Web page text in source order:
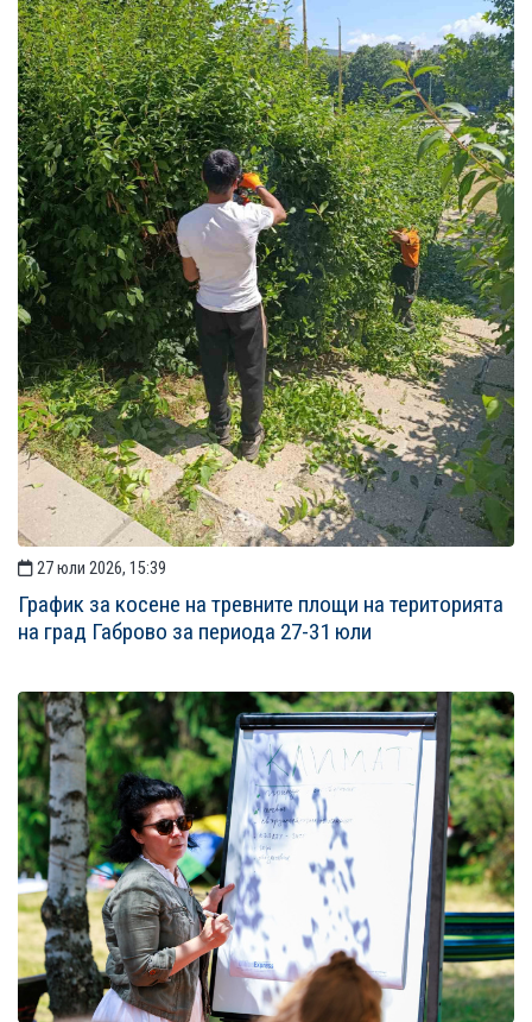
27 юли 2026, 15:39
График за косене на тревните площи на територията
на град Габрово за периода 27-31 юли